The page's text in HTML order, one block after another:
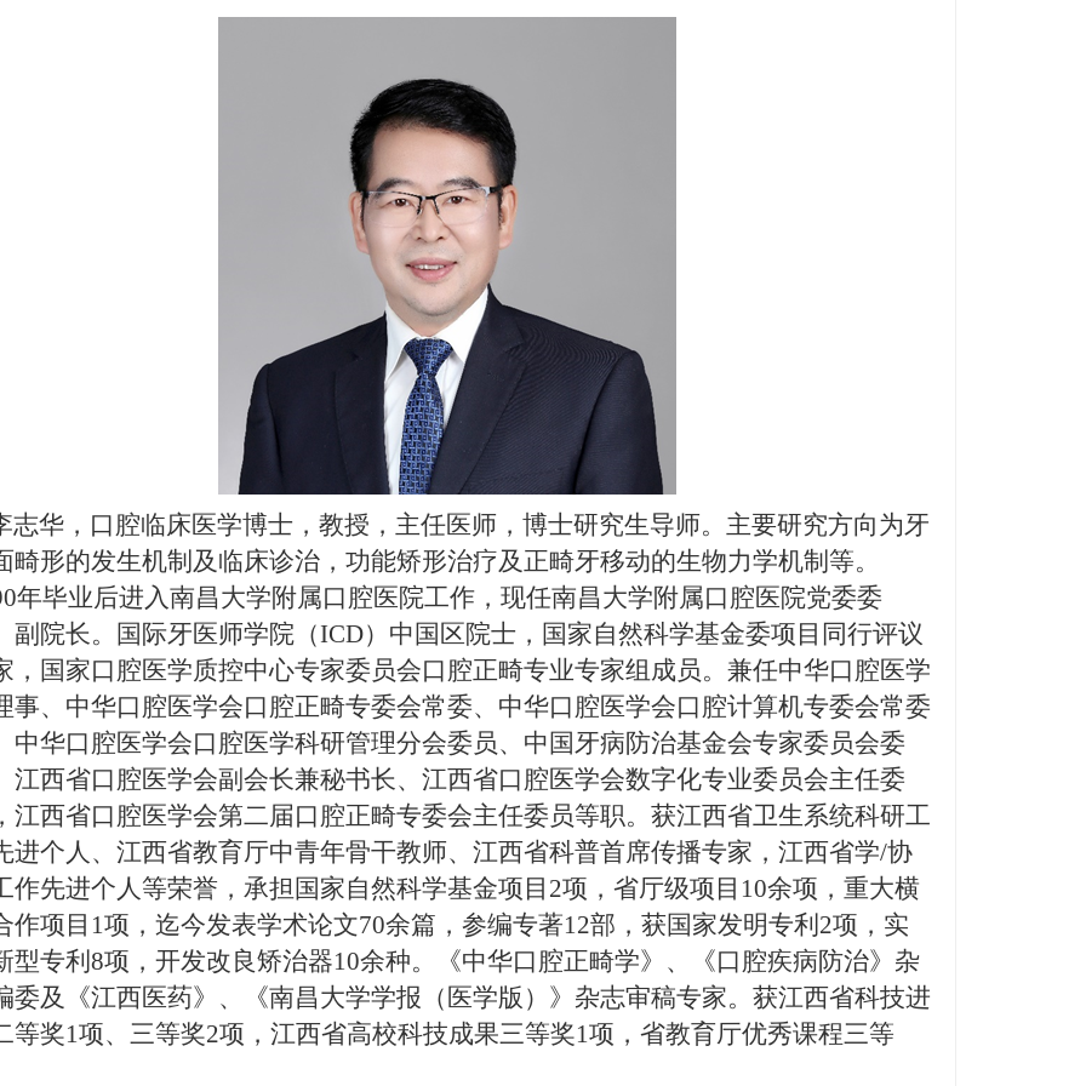
华，口腔临床医学博士，教授，主任医师，博士研究生导师。主要研究方向为牙
畸形的发生机制及临床诊治，功能矫形治疗及正畸牙移动的生物力学机制等。
年毕业后进入南昌大学附属口腔医院工作，现任南昌大学附属口腔医院党委委
副院长。国际牙医师学院（ICD）中国区院士，国家自然科学基金委项目同行评议
，国家口腔医学质控中心专家委员会口腔正畸专业专家组成员。兼任中华口腔医学
事、中华口腔医学会口腔正畸专委会常委、中华口腔医学会口腔计算机专委会常委
中华口腔医学会口腔医学科研管理分会委员、中国牙病防治基金会专家委员会委
江西省口腔医学会副会长兼秘书长、江西省口腔医学会数字化专业委员会主任委
江西省口腔医学会第二届口腔正畸专委会主任委员等职。获江西省卫生系统科研工
进个人、江西省教育厅中青年骨干教师、江西省科普首席传播专家，江西省学/协
作先进个人等荣誉，承担国家自然科学基金项目2项，省厅级项目10余项，重大横
作项目1项，迄今发表学术论文70余篇，参编专著12部，获国家发明专利2项，实
型专利8项，开发改良矫治器10余种。《中华口腔正畸学》、《口腔疾病防治》杂
委及《江西医药》、《南昌大学学报（医学版）》杂志审稿专家。获江西省科技进
等奖1项、三等奖2项，江西省高校科技成果三等奖1项，省教育厅优秀课程三等